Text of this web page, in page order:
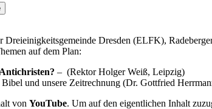
Dreieinigkeitsgemeinde Dresden (ELFK),
auf dem Plan:
– (Rektor Holger Weiß, Leipzig)
und unsere Zeitrechnung (Dr. Gottfried
von YouTube. Um auf den eigentlichen Inhalt